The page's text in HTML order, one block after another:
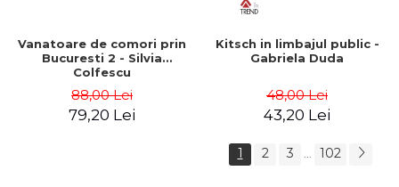
Vanatoare de comori prin
Bucuresti 2 - Silvia
Colfescu
88,00 Lei
79,20 Lei
Kitsch in limbajul public -
Gabriela Duda
48,00 Lei
43,20 Lei
1 2 3 ... 102